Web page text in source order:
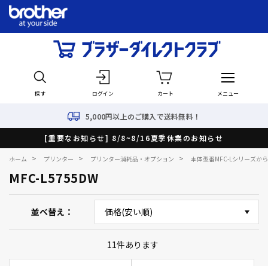
探す ログイン カート メニュー
5,000円以上のご購入で送料無料！
[重要なお知らせ] 8/8~8/16夏季休業のお知らせ
ホーム > プリンター > プリンター消耗品・オプション > 本体型番MFC-Lシリーズか
MFC-L5755DW
並べ替え
11件あります